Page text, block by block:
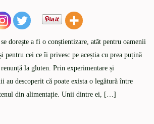
dorește a fi o conștientizare, atât pentru oamenii
pentru cei ce îi privesc pe aceștia cu prea puțină
la gluten. Prin experimentare și
au descoperit că poate exista o legătură între
din alimentație. Unii dintre ei, […]